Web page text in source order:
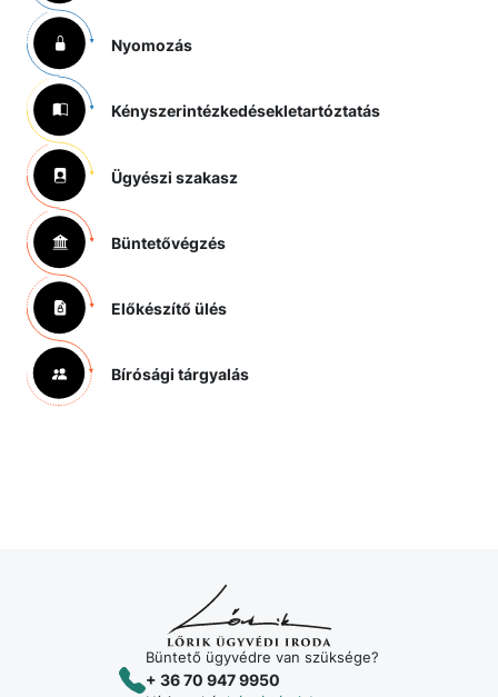
Nyomozás
Kényszerintézkedésekletartóztatás
Ügyészi szakasz
Büntetővégzés
Előkészítő ülés
Bírósági tárgyalás
Büntető ügyvédre van szüksége?
+ 36 70 947 9950